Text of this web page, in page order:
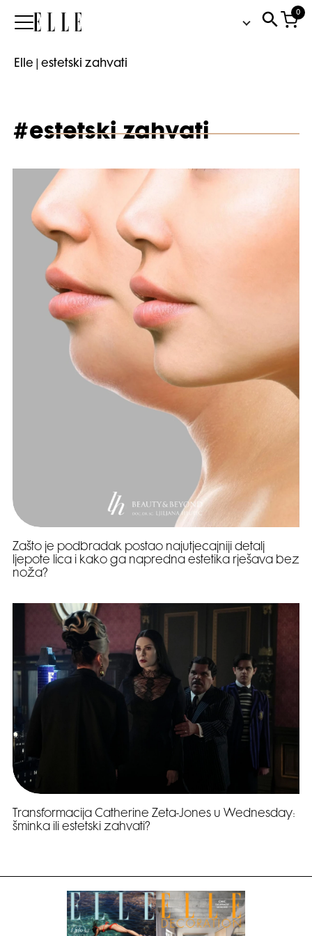
Elle
0
Elle estetski zahvati
#estetski zahvati
Zašto je podbradak postao najutjecajniji detalj
ljepote lica i kako ga napredna estetika rješava bez
noža?
Transformacija Catherine Zeta-Jones u Wednesday:
šminka ili estetski zahvati?